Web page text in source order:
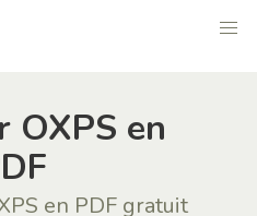
OXPS en
en PDF gratuit